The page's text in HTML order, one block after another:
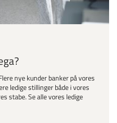
nye kunder banker på vores
ledige stillinger både i vores
stabe. Se alle vores ledige